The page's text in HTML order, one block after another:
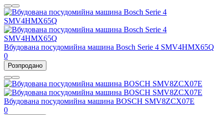
Вбудована посудомийна машина Bosch Serie 4 SMV4HMX65Q
0
Розпродано
Вбудована посудомийна машина BOSCH SMV8ZCX07E
0